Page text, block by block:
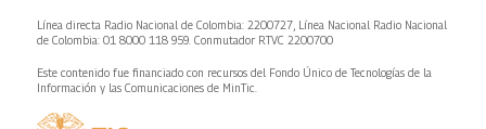
Línea directa Radio Nacional de Colombia: 2200727, Línea Nacional Radio Nacional
de Colombia: 01 8000 118 959. Conmutador RTVC 2200700
Este contenido fue financiado con recursos del Fondo Único de Tecnologías de la
Información y las Comunicaciones de MinTic.